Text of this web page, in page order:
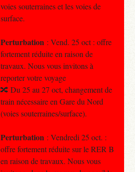
voies souterraines et les voies de
surface.
Perturbation : Vend. 25 oct : offre
fortement réduite en raison de
travaux. Nous vous invitons à
reporter votre voyage
🔀 Du 25 au 27 oct, changement de
train nécessaire en Gare du Nord
(voies souterraines/surface).
Perturbation : Vendredi 25 oct. :
offre fortement réduite sur le RER B
en raison de travaux. Nous vous